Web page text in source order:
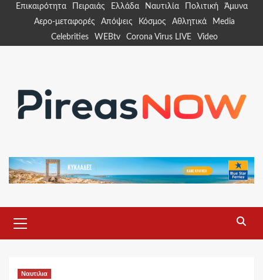
Επικαιρότητα Πειραιάς Ελλάδα Ναυτιλία Πολιτική
Άμυνα
Αερο-μεταφορές
Απόψεις Κόσμος Αθλητικά
Media
Celebrities
WEBtv Corona Virus LIVE Video
Menu
Ναυτιλια